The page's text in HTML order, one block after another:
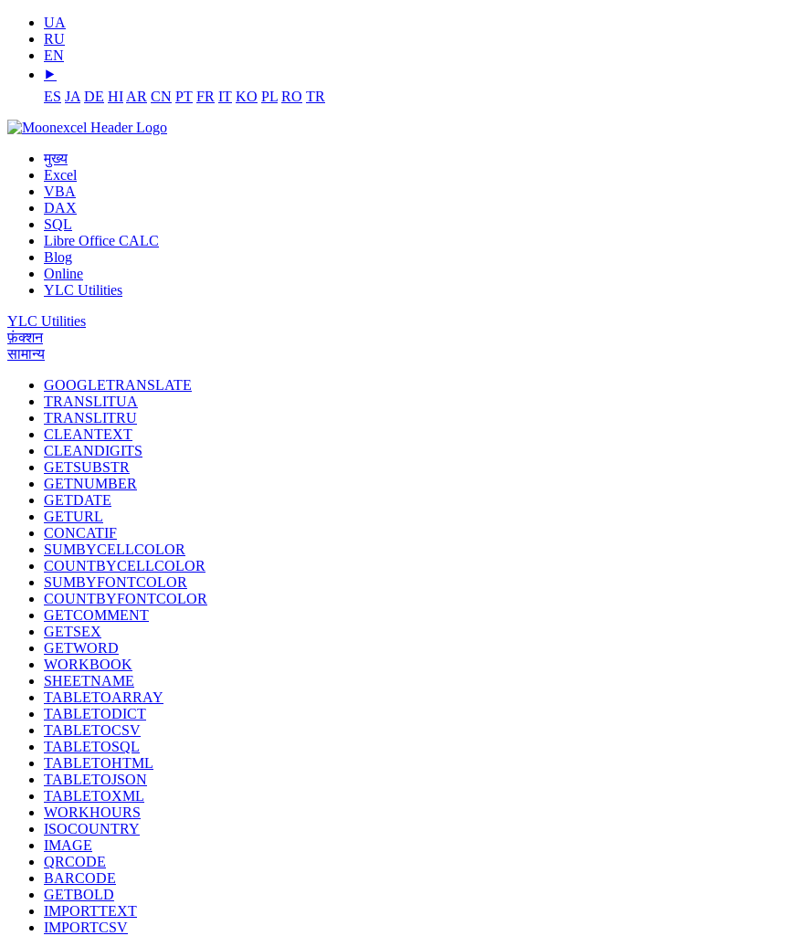
UA
RU
EN
⯈
ES JA DE HI AR CN PT FR IT KO PL RO TR
मुख्य
Excel
VBA
DAX
SQL
Libre Office CALC
Blog
Online
YLC Utilities
YLC Utilities
फ़ंक्शन
सामान्य
GOOGLETRANSLATE
TRANSLITUA
TRANSLITRU
CLEANTEXT
CLEANDIGITS
GETSUBSTR
GETNUMBER
GETDATE
GETURL
CONCATIF
SUMBYCELLCOLOR
COUNTBYCELLCOLOR
SUMBYFONTCOLOR
COUNTBYFONTCOLOR
GETCOMMENT
GETSEX
GETWORD
WORKBOOK
SHEETNAME
TABLETOARRAY
TABLETODICT
TABLETOCSV
TABLETOSQL
TABLETOHTML
TABLETOJSON
TABLETOXML
WORKHOURS
ISOCOUNTRY
IMAGE
QRCODE
BARCODE
GETBOLD
IMPORTTEXT
IMPORTCSV